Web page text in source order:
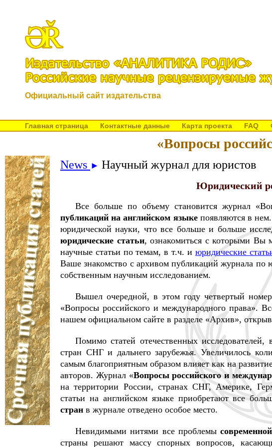
Официальный сайт издательства
Главная страница Контактные данные Карта проекта FAQ
«Вопросы
News ► Научный журнал для юристов
Юридический
Все больше по объему становится журнал
публикаций на английском языкепоявляются в нем.
юридической науки, что все больше и больше
юридические статьи, ознакомиться с которыми Вы
научные статьи по темам, в т.ч. и юридические
Ваше знакомство с архивом публикаций журнала
собственным научным исследованием.
Вышел очередной, в этом году четвертый номер
«Вопросы российского и международного права».
нашем официальном сайте в разделе «Архив», открыв
Помимо статей отечественных
стран СНГ и дальнего зарубежья. Увеличилось
самым благоприятным образом влияет как на
авторов. Журнал «Вопросы российского и
на территории России, странах СНГ, Америке,
статьи на английском языке приобретают все
стран в журнале отведено особое место.
Невидимыми нитями все проблемы
страны решают массу спорных вопросов,